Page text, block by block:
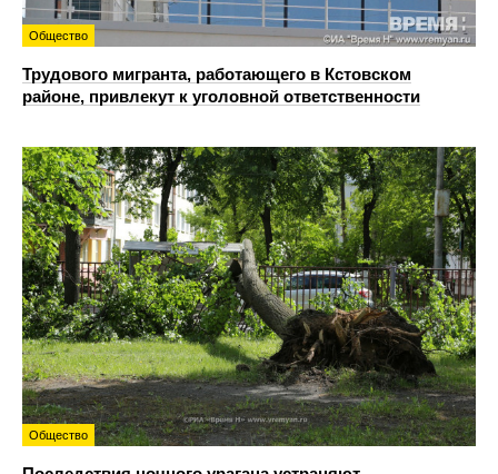
Общество
Трудового мигранта, работающего в Кстовском
районе, привлекут к уголовной ответственности
Общество